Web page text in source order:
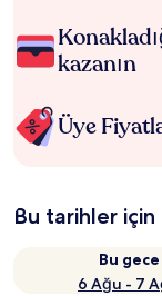
kazanın
Üye
Bu tarihler
Bu gece
6 Ağu - 7